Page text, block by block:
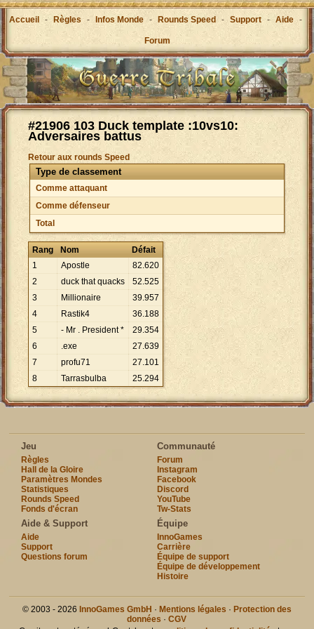
Accueil - Règles - Infos Monde - Rounds Speed - Support - Aide -
Forum
#21906 103 Duck template :10vs10:
Adversaires battus
Retour aux rounds Speed
Type de classement
Comme attaquant
Comme défenseur
Total
Rang Nom
Défait
1
Apostle 82.620
2
duck that quacks 52.525
3
Millionaire 39.957
4
Rastik4 36.188
5
- Mr . President * 29.354
6
.exe 27.639
7
profu71 27.101
8
Tarrasbulba 25.294
Jeu
Règles
Hall de la Gloire
Paramètres Mondes
Statistiques
Rounds Speed
Fonds d'écran
Communauté
Forum
Instagram
Facebook
Discord
YouTube
Tw-Stats
Aide & Support
Aide
Support
Questions forum
Équipe
InnoGames
Carrière
Équipe de support
Équipe de développement
Histoire
© 2003 - 2026 InnoGames GmbH · Mentions légales · Protection des
données ·CGV